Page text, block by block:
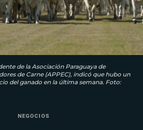
de la Asociación Paraguaya de
de Carne (APPEC), indicó que hubo un
del ganado en la última semana. Foto:
NEGOCIOS